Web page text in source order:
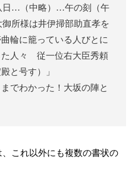
日…（中略）…午の刻（午
所様は井伊掃部助直孝を
輪に籠っている人びとに
た人々 従一位右大臣秀頼
と号す）」
でわかった！大坂の陣と
これ以外にも複数の書状の